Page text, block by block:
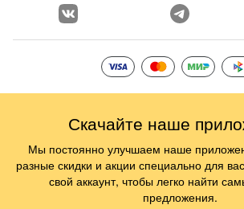
Скачайте наше
Мы постоянно улучшаем наше
разные скидки и акции специально для
свой аккаунт, чтобы легко найти
предложения.